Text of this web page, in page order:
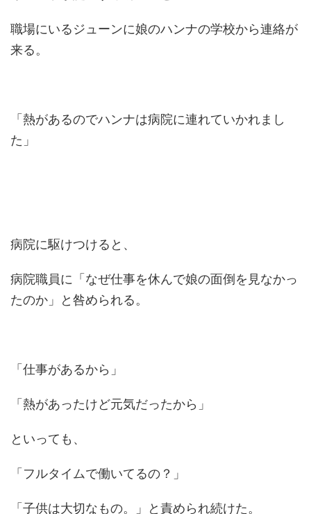
職場にいるジューンに娘のハンナの学校から連絡が
来る。
「熱があるのでハンナは病院に連れていかれまし
た」
病院に駆けつけると、
病院職員に「なぜ仕事を休んで娘の面倒を見なかっ
たのか」と咎められる。
「仕事があるから」
「熱があったけど元気だったから」
といっても、
「フルタイムで働いてるの？」
「子供は大切なもの。」と責められ続けた。